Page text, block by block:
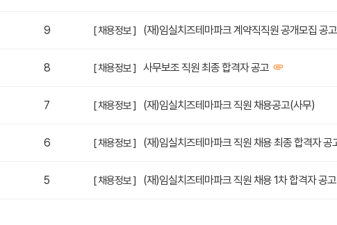
9 [ 채용정보 ] (재)임실치즈테마파크 계약직직원 공개모집 공고
8 [ 채용정보 ] 사무보조 직원 최종 합격자 공고
7 [ 채용정보 ] (재)임실치즈테마파크 직원 채용공고(사무)
6 [ 채용정보 ] (재)임실치즈테마파크 직원 채용 최종 합격자 공
5 [ 채용정보 ] (재)임실치즈테마파크 직원 채용 1차 합격자 공고